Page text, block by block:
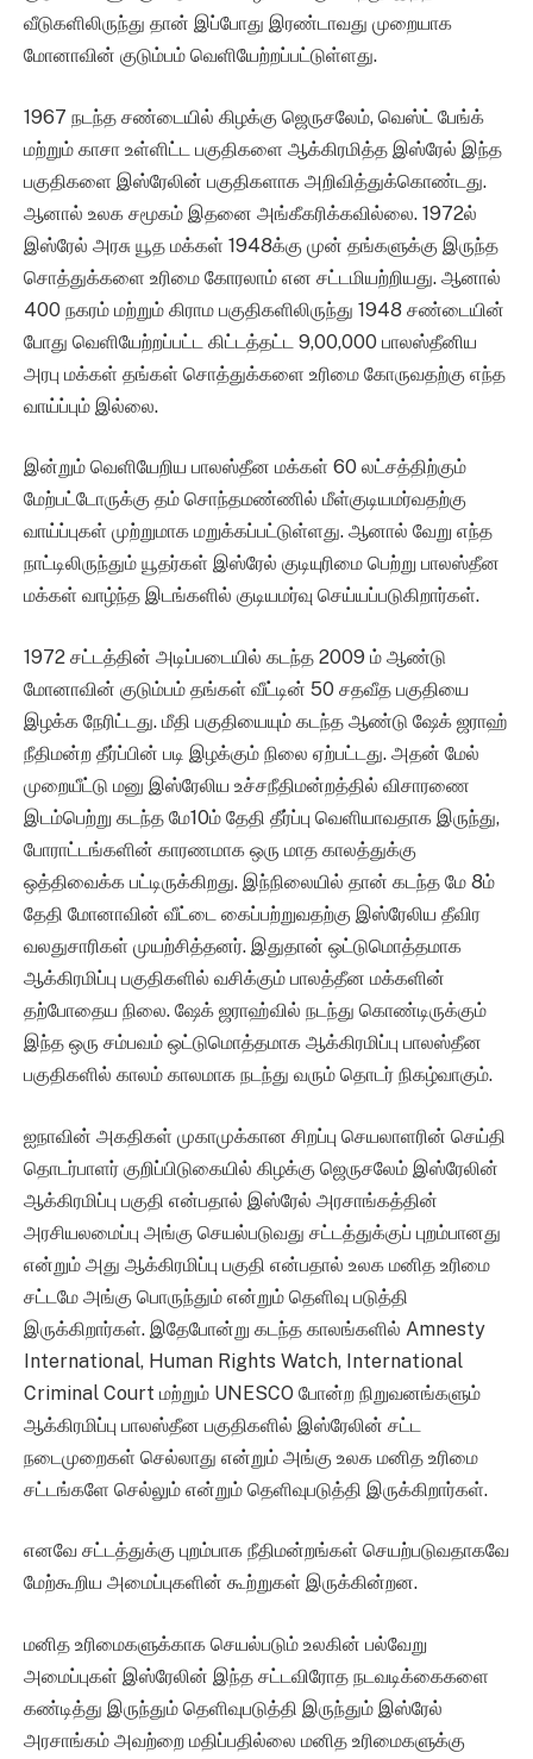
வீடுகளிலிருந்து தான் இப்போது இரண்டாவது முறையாக
மோனாவின் குடும்பம் வெளியேற்றப்பட்டுள்ளது.
1967 நடந்த சண்டையில் கிழக்கு ஜெருசலேம், வெஸ்ட் பேங்க்
மற்றும் காசா உள்ளிட்ட பகுதிகளை ஆக்கிரமித்த இஸ்ரேல் இந்த
பகுதிகளை இஸ்ரேலின் பகுதிகளாக அறிவித்துக்கொண்டது.
ஆனால் உலக சமூகம் இதனை அங்கீகரிக்கவில்லை. 1972ல்
இஸ்ரேல் அரசு யூத மக்கள் 1948க்கு முன் தங்களுக்கு இருந்த
சொத்துக்களை உரிமை கோரலாம் என சட்டமியற்றியது. ஆனால்
400 நகரம் மற்றும் கிராம பகுதிகளிலிருந்து 1948 சண்டையின்
போது வெளியேற்றப்பட்ட கிட்டத்தட்ட 9,00,000 பாலஸ்தீனிய
அரபு மக்கள் தங்கள் சொத்துக்களை உரிமை கோருவதற்கு எந்த
வாய்ப்பும் இல்லை.
இன்றும் வெளியேறிய பாலஸ்தீன மக்கள் 60 லட்சத்திற்கும்
மேற்பட்டோருக்கு தம் சொந்தமண்ணில் மீள்குடியமர்வதற்கு
வாய்ப்புகள் முற்றுமாக மறுக்கப்பட்டுள்ளது. ஆனால் வேறு எந்த
நாட்டிலிருந்தும் யூதர்கள் இஸ்ரேல் குடியுரிமை பெற்று பாலஸ்தீன
மக்கள் வாழ்ந்த இடங்களில் குடியமர்வு செய்யப்படுகிறார்கள்.
1972 சட்டத்தின் அடிப்படையில் கடந்த 2009 ம் ஆண்டு
மோனாவின் குடும்பம் தங்கள் வீட்டின் 50 சதவீத பகுதியை
இழக்க நேரிட்டது. மீதி பகுதியையும் கடந்த ஆண்டு ஷேக் ஜராஹ்
நீதிமன்ற தீர்ப்பின் படி இழக்கும் நிலை ஏற்பட்டது. அதன் மேல்
முறையீட்டு மனு இஸ்ரேலிய உச்சநீதிமன்றத்தில் விசாரணை
இடம்பெற்று கடந்த மே10ம் தேதி தீர்ப்பு வெளியாவதாக இருந்து,
போராட்டங்களின் காரணமாக ஒரு மாத காலத்துக்கு
ஒத்திவைக்க பட்டிருக்கிறது. இந்நிலையில் தான் கடந்த மே 8ம்
தேதி மோனாவின் வீட்டை கைப்பற்றுவதற்கு இஸ்ரேலிய தீவிர
வலதுசாரிகள் முயற்சித்தனர். இதுதான் ஒட்டுமொத்தமாக
ஆக்கிரமிப்பு பகுதிகளில் வசிக்கும் பாலத்தீன மக்களின்
தற்போதைய நிலை. ஷேக் ஜராஹ்வில் நடந்து கொண்டிருக்கும்
இந்த ஒரு சம்பவம் ஒட்டுமொத்தமாக ஆக்கிரமிப்பு பாலஸ்தீன
பகுதிகளில் காலம் காலமாக நடந்து வரும் தொடர் நிகழ்வாகும்.
ஐநாவின் அகதிகள் முகாமுக்கான சிறப்பு செயலாளரின் செய்தி
தொடர்பாளர் குறிப்பிடுகையில் கிழக்கு ஜெருசலேம் இஸ்ரேலின்
ஆக்கிரமிப்பு பகுதி என்பதால் இஸ்ரேல் அரசாங்கத்தின்
அரசியலமைப்பு அங்கு செயல்படுவது சட்டத்துக்குப் புறம்பானது
என்றும் அது ஆக்கிரமிப்பு பகுதி என்பதால் உலக மனித உரிமை
சட்டமே அங்கு பொருந்தும் என்றும் தெளிவு படுத்தி
இருக்கிறார்கள். இதேபோன்று கடந்த காலங்களில் Amnesty
International, Human Rights Watch, International
Criminal Court மற்றும் UNESCO போன்ற நிறுவனங்களும்
ஆக்கிரமிப்பு பாலஸ்தீன பகுதிகளில் இஸ்ரேலின் சட்ட
நடைமுறைகள் செல்லாது என்றும் அங்கு உலக மனித உரிமை
சட்டங்களே செல்லும் என்றும் தெளிவுபடுத்தி இருக்கிறார்கள்.
எனவே சட்டத்துக்கு புறம்பாக நீதிமன்றங்கள் செயற்படுவதாகவே
மேற்கூறிய அமைப்புகளின் கூற்றுகள் இருக்கின்றன.
மனித உரிமைகளுக்காக செயல்படும் உலகின் பல்வேறு
அமைப்புகள் இஸ்ரேலின் இந்த சட்டவிரோத நடவடிக்கைகளை
கண்டித்து இருந்தும் தெளிவுபடுத்தி இருந்தும் இஸ்ரேல்
அரசாங்கம் அவற்றை மதிப்பதில்லை மனித உரிமைகளுக்கு